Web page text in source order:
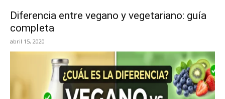
Diferencia entre vegano y vegetariano: guía
completa
abril 15, 2020